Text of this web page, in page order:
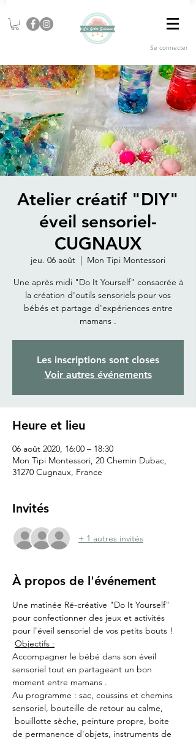
Se connecter
Atelier créatif "DIY"
éveil sensoriel-
CUGNAUX
jeu. 06 août
  |
Mon Tipi Montessori
Une après midi "Do It Yourself" consacrée à
la création d'outils sensoriels pour vos
bébés et partage d'expériences entre
mamans .
Les inscriptions sont closes
Voir autres événements
Heure et lieu
06 août 2020, 16:00 – 18:30
Mon Tipi Montessori, 20 Chemin Dubac,
31270 Cugnaux, France
Invités
+ 1 autres invités
À propos de l'événement
Une matinée Ré-créative "Do It Yourself"
pour confectionner des jeux et activités
pour l'éveil sensoriel de vos petits bouts !
Objectifs :
Accompagner le bébé dans son éveil
sensoriel tout en partageant un bon
moment entre mamans .
Au programme : sac, coussins et chemins
sensoriel, bouteille de retour au calme,
bouillotte sèche, peinture propre, boite
de permanence d'objets, instruments de